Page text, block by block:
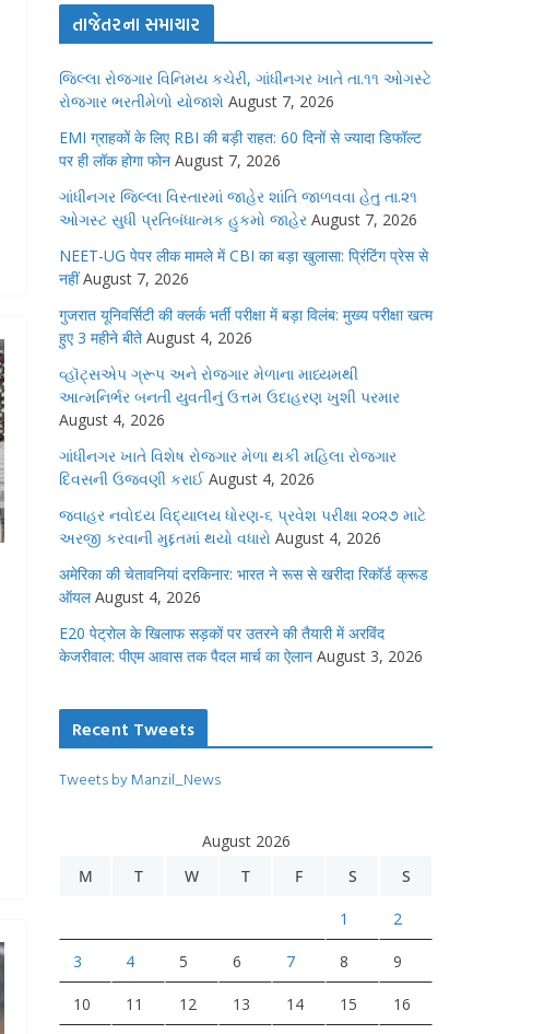
તાજેતરના સમાચાર
જિલ્લા રોજગાર વિનિમય કચેરી, ગાંધીનગર ખાતે તા.૧૧ ઓગસ્ટે
રોજગાર ભરતીમેળો યોજાશે August 7, 2026
EMI ग्राहकों के लिए RBI की बड़ी राहत: 60 दिनों से ज्यादा डिफॉल्ट
पर ही लॉक होगा फोन August 7, 2026
ગાંધીનગર જિલ્લા વિસ્તારમાં જાહેર શાંતિ જાળવવા હેતુ તા.૨૧
ઓગસ્ટ સુધી પ્રતિબંધાત્મક હુકમો જાહેર August 7, 2026
NEET-UG पेपर लीक मामले में CBI का बड़ा खुलासा: प्रिंटिंग प्रेस से
नहीं August 7, 2026
गुजरात यूनिवर्सिटी की क्लर्क भर्ती परीक्षा में बड़ा विलंब: मुख्य परीक्षा खत्म
हुए 3 महीने बीते August 4, 2026
વ્હૉટ્સએપ ગ્રૂપ અને રોજગાર મેળાના માધ્યમથી
આત્મનિર્ભર બનતી યુવતીનું ઉત્તમ ઉદાહરણ ખુશી પરમાર
August 4, 2026
ગાંધીનગર ખાતે વિશેષ રોજગાર મેળા થકી મહિલા રોજગાર
દિવસની ઉજવણી કરાઈ August 4, 2026
જવાહર નવોદય વિદ્યાલય ધોરણ-૬ પ્રવેશ પરીક્ષા ૨૦૨૭ માટે
અરજી કરવાની મુદ્દતમાં થયો વધારો August 4, 2026
अमेरिका की चेतावनियां दरकिनार: भारत ने रूस से खरीदा रिकॉर्ड क्रूड
ऑयल August 4, 2026
E20 पेट्रोल के खिलाफ सड़कों पर उतरने की तैयारी में अरविंद
केजरीवाल: पीएम आवास तक पैदल मार्च का ऐलान August 3, 2026
Recent Tweets
Tweets by Manzil_News
August 2026
M
T W T F S S
1 2
3 4 5 6 7 8 9
10 11 12 13 14 15 16